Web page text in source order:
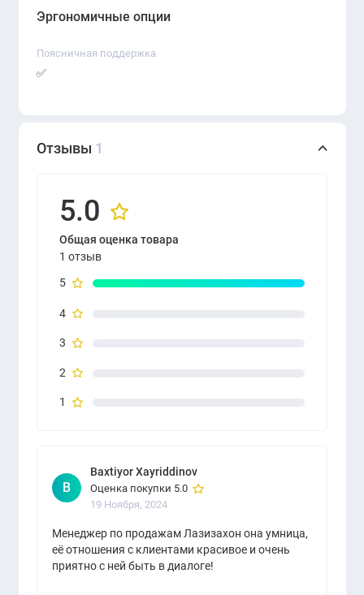
Эргономичные опции
Поясничная поддержка
✅
Отзывы 1
5.0
Общая оценка товара
1 отзыв
5
4
3
2
1
B
Baxtiyor Xayriddinov
Оценка покупки 5.0
19 Ноября, 2024
Менеджер по продажам Лазизахон она умница,
её отношения с клиентами красивое и очень
приятно с ней быть в диалоге!